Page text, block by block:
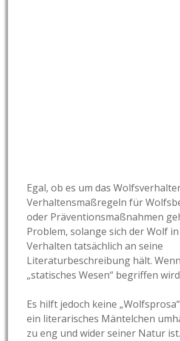
Egal, ob es um das
Verhaltensmaßregeln für
oder Präventionsmaßnahmen
Problem, solange sich der Wolf
Verhalten tatsächlich an seine
Literaturbeschreibung hält.
„statisches Wesen“ begriffen
Es hilft jedoch keine
ein literarisches Mäntelchen
zu eng und wider seiner Natur ist.